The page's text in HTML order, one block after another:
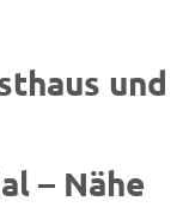
und
– Nähe